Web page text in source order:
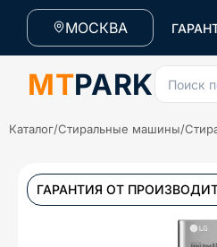
МОСКВА
MTPARK Поиск
Каталог/Стиральные машины/
ГАРАНТИЯ ОТ